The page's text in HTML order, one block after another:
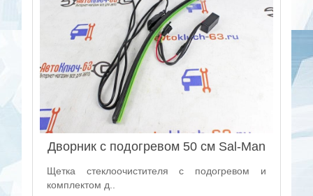
Дворник с подогревом 50 см Sal-Man
Щетка стеклоочистителя с подогревом и
комплектом д..